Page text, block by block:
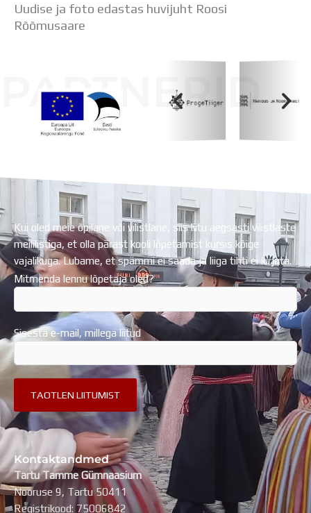
Uudise ja foto edastas huvijuht Roosi
Rõõmusaare
PARTNERID
Kui oled meie õpilane või vilistlane, siis liitu aegsasti vilistlaste
meililistiga, et olla pärast kooli lõpetamist kursis kõige
vajalikuga. Lubame, et spämmi ei saada ja liiga tihti ei kirjuta.
Mitmenda lennu lõpetaja oled?
Sisesta e-mail, millega liitud
Kontaktandmed
Tartu Tamme Gümnaasium
Nooruse 9, Tartu 50411
Registrikood: 75006842